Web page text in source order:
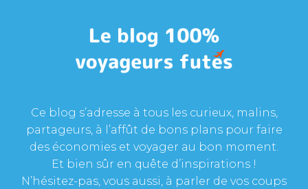
Ce blog s’adresse à tous les curieux, malins,
partageurs, à l’affût de bons plans pour faire
des économies et voyager au bon moment.
Et bien sûr en quête d’inspirations !
N’hésitez-pas, vous aussi, à parler de vos coups